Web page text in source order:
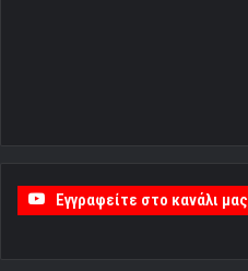
Εγγραφείτε στο κανάλι μας